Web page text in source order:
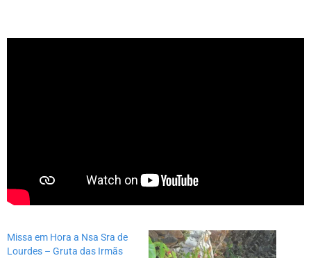
Missa em Hora a Nsa Sra de
Lourdes – Gruta das Irmãs